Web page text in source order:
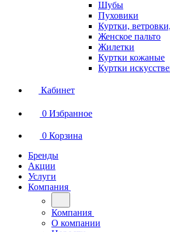
Шубы
Пуховики
Куртки,
Женское пальто
Жилетки
Куртки кожаные
Куртки
Кабинет
0 Избранное
0 Корзина
Бренды
Акции
Услуги
Компания
Компания
О компании